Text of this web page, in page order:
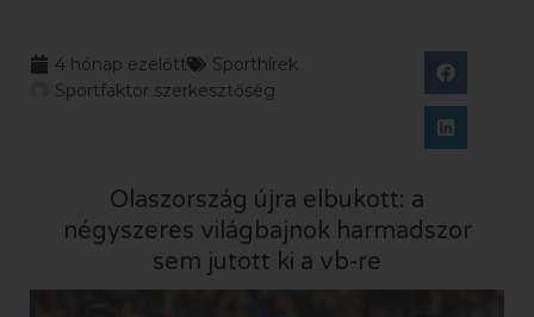
4 hónap ezelőtt
Sporthírek
Sportfaktor szerkesztőség
Olaszország újra elbukott: a
négyszeres világbajnok harmadszor
sem jutott ki a vb-re